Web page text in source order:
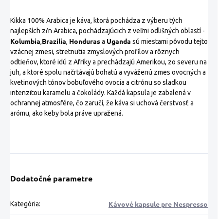
Kikka 100% Arabica je káva, ktorá pochádza z výberu tých
najlepších zŕn Arabica, pochádzajúcich z veľmi odlišných oblastí -
Kolumbia,Brazília, Hondurasa Uganda sú miestami pôvodu tejto
vzácnej zmesi, stretnutia zmyslových profilov a rôznych
odtieňov, ktoré idú z Afriky a prechádzajú Amerikou, zo severu na
juh, a ktoré spolu načrtávajú bohatú a vyváženú zmes ovocných a
kvetinových tónov bobuľového ovocia a citrónu so sladkou
intenzitou karamelu a čokolády. Každá kapsula je zabalená v
ochrannej atmosfére, čo zaručí, že káva si uchová čerstvosť a
arómu, ako keby bola práve upražená.
Dodatočné parametre
Kategória: Kávové kapsule pre Nespresso